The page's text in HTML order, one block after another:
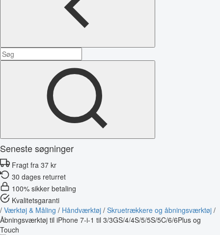
Seneste søgninger
Fragt fra 37 kr
30 dages returret
100% sikker betaling
Kvalitetsgaranti
/ Værktøj & Måling / Håndværktøj / Skruetrækkere og åbningsværktøj /
Åbningsværktøj til iPhone 7-i-1 til 3/3GS/4/4S/5/5S/5C/6/6Plus og
Touch